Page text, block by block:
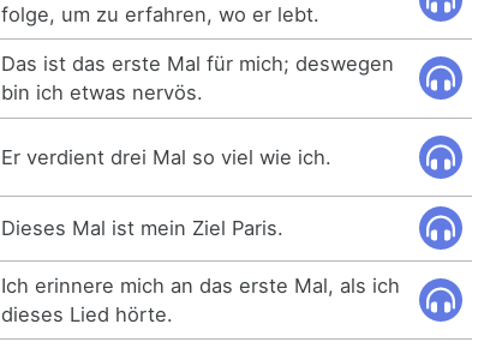
folge, um zu erfahren, wo er lebt.
Das ist das erste Mal für mich; deswegen
bin ich etwas nervös.
Er verdient drei Mal so viel wie ich.
Dieses Mal ist mein Ziel Paris.
Ich erinnere mich an das erste Mal, als ich
dieses Lied hörte.